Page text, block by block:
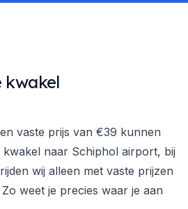
vaste prijs van €39 kunnen
naar Schiphol airport, bij
wij alleen met vaste prijzen
weet je precies waar je aan